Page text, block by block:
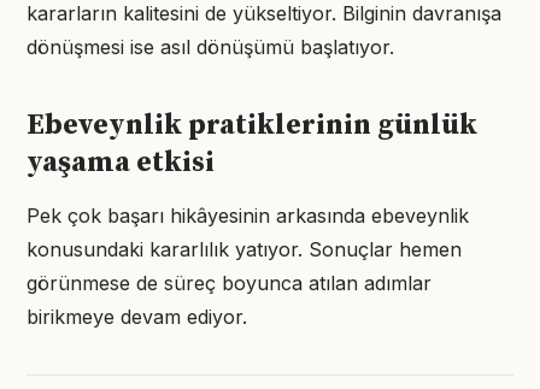
kararların kalitesini de yükseltiyor. Bilginin davranışa
dönüşmesi ise asıl dönüşümü başlatıyor.
Ebeveynlik pratiklerinin günlük
yaşama etkisi
Pek çok başarı hikâyesinin arkasında ebeveynlik
konusundaki kararlılık yatıyor. Sonuçlar hemen
görünmese de süreç boyunca atılan adımlar
birikmeye devam ediyor.